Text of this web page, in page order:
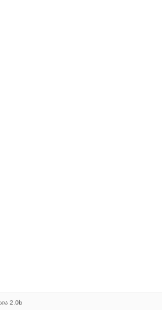
2.0b